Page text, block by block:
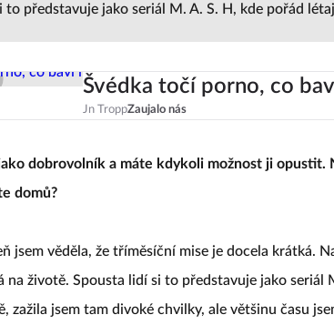
to představuje jako seriál M. A. S. H, kde pořád
Švédka točí porno, co
Jn TroppZaujalo nás
dobrovolník a máte kdykoli možnost ji opustit.
domů?
jsem věděla, že tříměsíční mise je docela krátká.
na životě. Spousta lidí si to představuje jako seriál
zažila jsem tam divoké chvilky, ale většinu času